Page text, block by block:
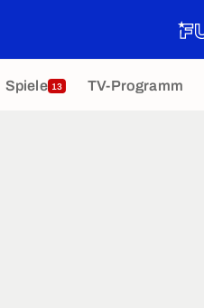
Spiele 13 TV-Programm